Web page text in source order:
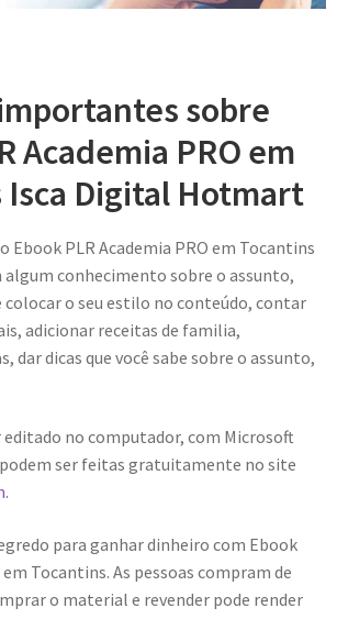
sobre
Academia PRO em
Isca Digital Hotmart
Ebook PLR Academia PRO em Tocantins
algum conhecimento sobre o assunto,
colocar o seu estilo no conteúdo, contar
adicionar receitas de familia,
dar dicas que você sabe sobre o assunto,
editado no computador, com Microsoft
ser feitas gratuitamente no site
para ganhar dinheiro com Ebook
em Tocantins. As pessoas compram de
o material e revender pode render